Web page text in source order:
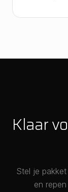
Klaar
Stel je
en